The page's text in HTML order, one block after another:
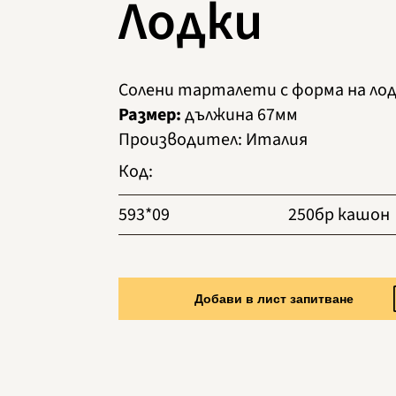
Лодки
Солени тарталети с форма на
Размер:дължина 67мм
Производител: Италия
Код:
593*09
250бр кашон
Добави в лист запитване